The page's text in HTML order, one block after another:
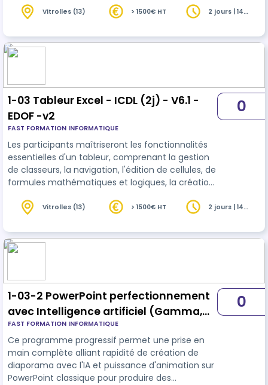
préparation à l'impression.
Vitrolles (13) > 1500€ HT
2 jours | 14
1-03 Tableur Excel - ICDL (2j) - V6.1 -
EDOF -v2
FAST FORMATION INFORMATIQUE
Les participants maîtriseront les fonctionnalités
essentielles d'un tableur, comprenant la gestion
de classeurs, la navigation, l'édition de cellules, de
formules mathématiques et logiques, la création
0
Vitrolles (13) > 1500€ HT
2 jours | 14
1-03-2 PowerPoint perfectionnement
avec Intelligence artificiel (Gamma,
Luvvoice et AudioConvert )– ICDL (3j) -
v2
FAST FORMATION INFORMATIQUE
Ce programme progressif permet une prise en
main complète alliant rapidité de création de
diaporama avec l'IA et puissance d'animation sur
PowerPoint classique pour produire des
0